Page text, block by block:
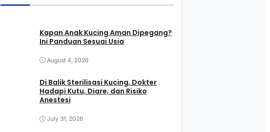
Kapan Anak Kucing Aman Dipegang?
Ini Panduan Sesuai Usia
August 4, 2026
Di Balik Sterilisasi Kucing, Dokter
Hadapi Kutu, Diare, dan Risiko
Anestesi
July 31, 2026